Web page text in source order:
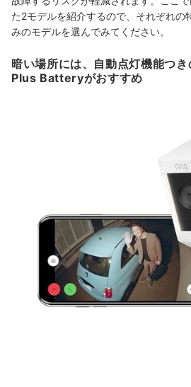
た2モデルを紹介するので、それぞれの
みのモデルを選んでみてください。
暗い場所には、自動点灯機能つ
Plus Batteryがおすすめ